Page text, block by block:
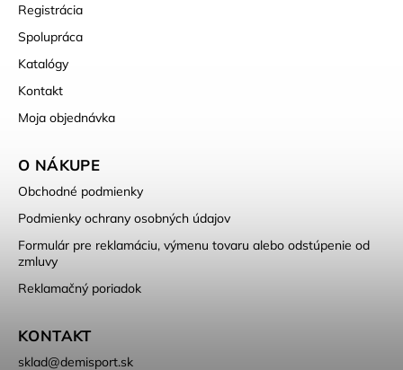
Registrácia
Spolupráca
Katalógy
Kontakt
Moja objednávka
O NÁKUPE
Obchodné podmienky
Podmienky ochrany osobných údajov
Formulár pre reklamáciu, výmenu tovaru alebo odstúpenie od
zmluvy
Reklamačný poriadok
KONTAKT
sklad@demisport.sk